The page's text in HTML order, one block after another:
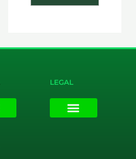
LEGAL